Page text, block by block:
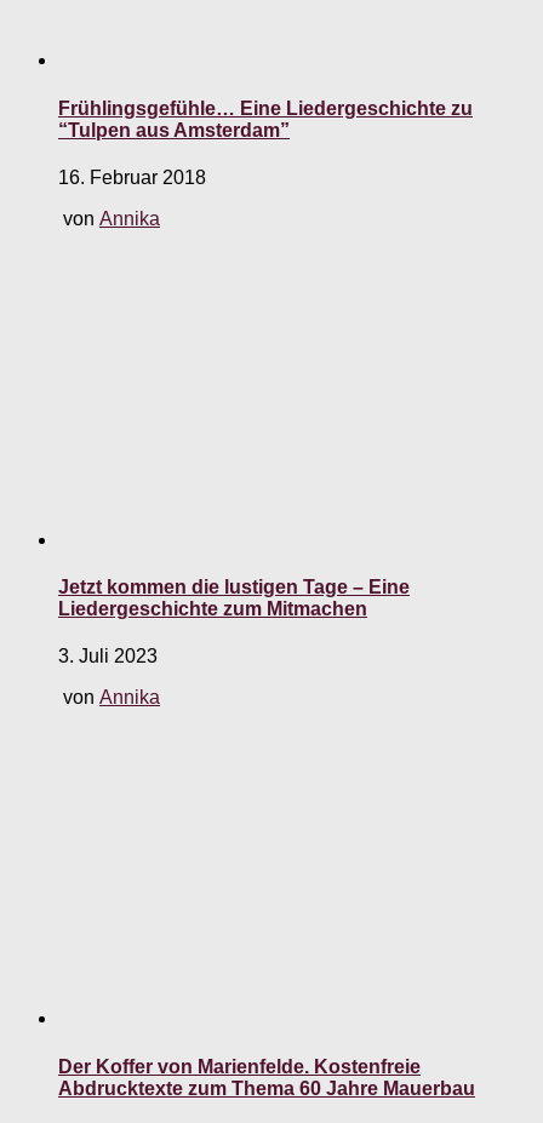
Frühlingsgefühle… Eine Liedergeschichte zu
“Tulpen aus Amsterdam”
16. Februar 2018
von Annika
Jetzt kommen die lustigen Tage – Eine
Liedergeschichte zum Mitmachen
3. Juli 2023
von Annika
Der Koffer von Marienfelde. Kostenfreie
Abdrucktexte zum Thema 60 Jahre Mauerbau